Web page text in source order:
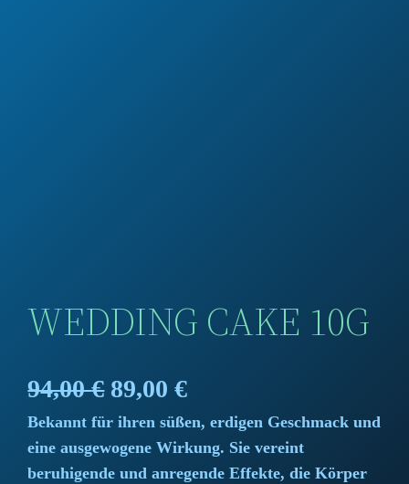
WEDDING CAKE 10G
94,00€ O
r
i
89,00€C
u
r
Bekannt für ihren süßen, erdigen Geschmack und
eine ausgewogene Wirkung. Sie vereint
beruhigende und anregende Effekte, die Körper